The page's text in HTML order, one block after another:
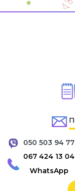
050 503 94
067 424 13 04
WhatsApp